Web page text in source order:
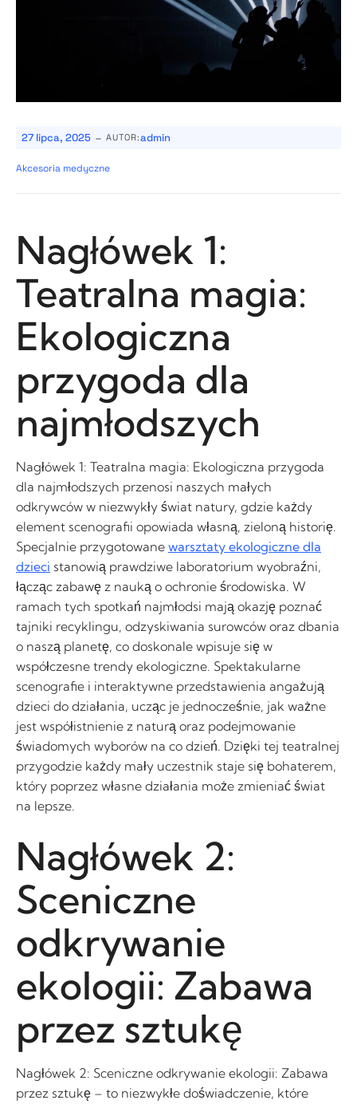
27 lipca, 2025 - AUTOR:admin
Akcesoria medyczne
Nagłówek 1:
Teatralna magia:
Ekologiczna
przygoda dla
najmłodszych
Nagłówek 1: Teatralna magia: Ekologiczna przygoda
dla najmłodszych przenosi naszych małych
odkrywców w niezwykły świat natury, gdzie każdy
element scenografii opowiada własną, zieloną historię.
Specjalnie przygotowane warsztaty ekologiczne dla
dzieci stanowią prawdziwe laboratorium wyobraźni,
łącząc zabawę z nauką o ochronie środowiska. W
ramach tych spotkań najmłodsi mają okazję poznać
tajniki recyklingu, odzyskiwania surowców oraz dbania
o naszą planetę, co doskonale wpisuje się w
współczesne trendy ekologiczne. Spektakularne
scenografie i interaktywne przedstawienia angażują
dzieci do działania, ucząc je jednocześnie, jak ważne
jest współistnienie z naturą oraz podejmowanie
świadomych wyborów na co dzień. Dzięki tej teatralnej
przygodzie każdy mały uczestnik staje się bohaterem,
który poprzez własne działania może zmieniać świat
na lepsze.
Nagłówek 2:
Sceniczne
odkrywanie
ekologii: Zabawa
przez sztukę
Nagłówek 2: Sceniczne odkrywanie ekologii: Zabawa
przez sztukę – to niezwykłe doświadczenie, które